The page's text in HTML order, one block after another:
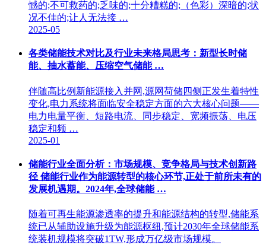
憾的;不可救药的;乏味的;十分糟糕的;（色彩）深暗的;状
况不佳的;让人无法接 …
2025-05
各类储能技术对比及行业未来格局思考：新型长时储
能、抽水蓄能、压缩空气储能 …
伴随高比例新能源接入并网,源网荷储四侧正发生着特性
变化,电力系统将面临安全稳定方面的六大核心问题——
电力电量平衡、短路电流、同步稳定、宽频振荡、电压
稳定和频 …
2025-01
储能行业全面分析：市场规模、竞争格局与技术创新路
径 储能行业作为能源转型的核心环节,正处于前所未有的
发展机遇期。2024年,全球储能 …
随着可再生能源渗透率的提升和能源结构的转型,储能系
统已从辅助设施升级为能源枢纽,预计2030年全球储能系
统装机规模将突破1TW,形成万亿级市场规模。